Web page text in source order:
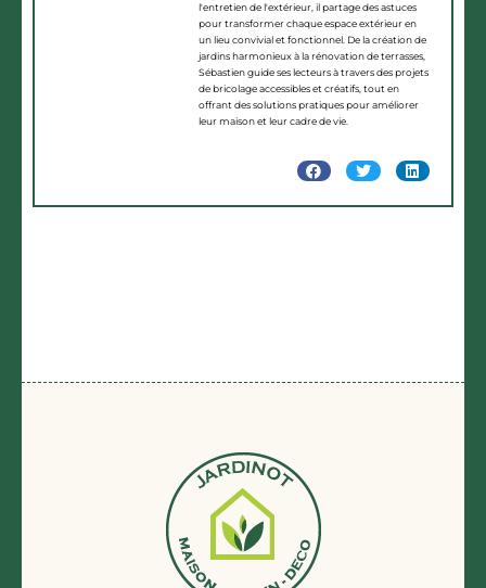
l'entretien de l'extérieur, il partage des astuces
pour transformer chaque espace extérieur en
un lieu convivial et fonctionnel. De la création de
jardins harmonieux à la rénovation de terrasses,
Sébastien guide ses lecteurs à travers des projets
de bricolage accessibles et créatifs, tout en
offrant des solutions pratiques pour améliorer
leur maison et leur cadre de vie.